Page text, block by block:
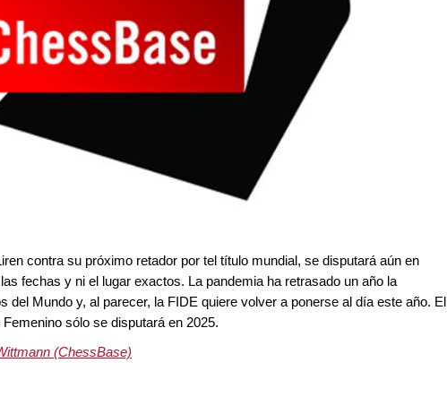
contra su próximo retador por tel título mundial, se disputará aún en
fechas y ni el lugar exactos. La pandemia ha retrasado un año la
del Mundo y, al parecer, la FIDE quiere volver a ponerse al día este año. El
sólo se disputará en 2025.
(ChessBase)